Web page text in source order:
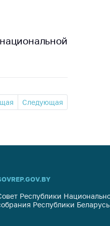
Следующая
Республики
Республики Беларусь